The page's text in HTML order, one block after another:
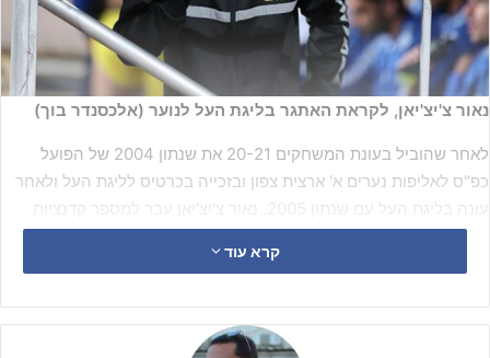
נאור צ'יצ'יאן, לקראת האתגר בליגת העל לנוער (אלכסנדר בוך)
לאחר שהוביל בעונת המשחקים 20-21 את שנתון 2004 של הפועל
כפ"ס לאליפות נערים א' ארצית צפון ובזכייה בכרטיס לליגת העל ולאחר
עונה בליגת העל עם שנתון 2005, נאור צ'יצ'יאן עבר למספר קדנציות
כעוזר מאמן בוגרים בליגה הלאומית, האחרונה שבהן קבוצת הבוגרים של
לליגת העל לנוער, הוא נקרא להוביל את הקבוצה לקראת האתגר הגדול –
קרא עוד